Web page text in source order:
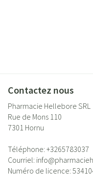
Contactez nous
Pharmacie Hellebore SRL
Rue de Mons 110
7301 Hornu
Téléphone: +3265783037
Courriel: info@
Numéro de licence: